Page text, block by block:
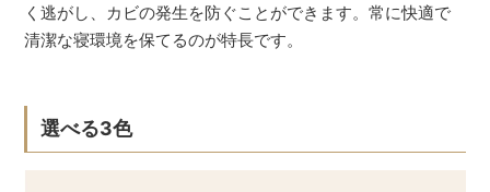
く逃がし、カビの発生を防ぐことができます。常に快適で
清潔な寝環境を保てるのが特長です。
選べる3色